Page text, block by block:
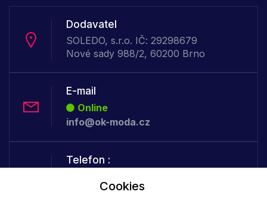
Dodavatel
SOLEDO, s.r.o. IČ: 29298679
Nové sady 988/2, 60200 Brno
E-mail
Online
info@ok-moda.cz
Telefon :
+420 702 000 160
Cookies